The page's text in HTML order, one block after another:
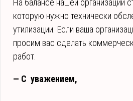
На балансе нашей организации
которую нужно технически
утилизации. Если ваша
просим вас сделать
работ.
— С уважением,